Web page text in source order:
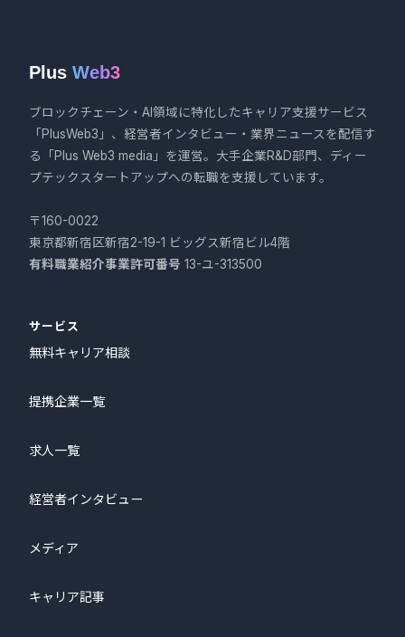
Plus Web3
ブロックチェーン・AI領域に特化したキャリア支援サービス
「PlusWeb3」、経営者インタビュー・業界ニュースを配信す
る「Plus Web3 media」を運営。大手企業R&D部門、ディー
プテックスタートアップへの転職を支援しています。
〒160-0022
東京都新宿区新宿2-19-1 ビッグス新宿ビル4階
有料職業紹介事業許可番号 13-ユ-313500
サービス
無料キャリア相談
提携企業一覧
求人一覧
経営者インタビュー
メディア
キャリア記事